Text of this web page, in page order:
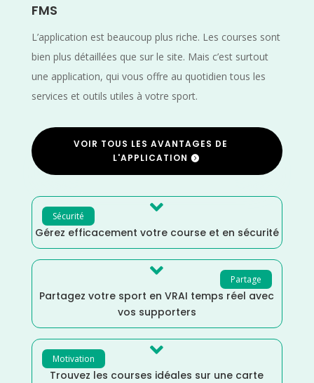
FMS
L’application est beaucoup plus riche. Les courses sont
bien plus détaillées que sur le site. Mais c’est surtout
une application, qui vous offre au quotidien tous les
services et outils utiles à votre sport.
VOIR TOUS LES AVANTAGES DE
L'APPLICATION
Sécurité 
Gérez efficacement votre course et en sécurité
Partage

Partagez votre sport en VRAI temps réel avec
vos supporters
Motivation 
Trouvez les courses idéales sur une carte